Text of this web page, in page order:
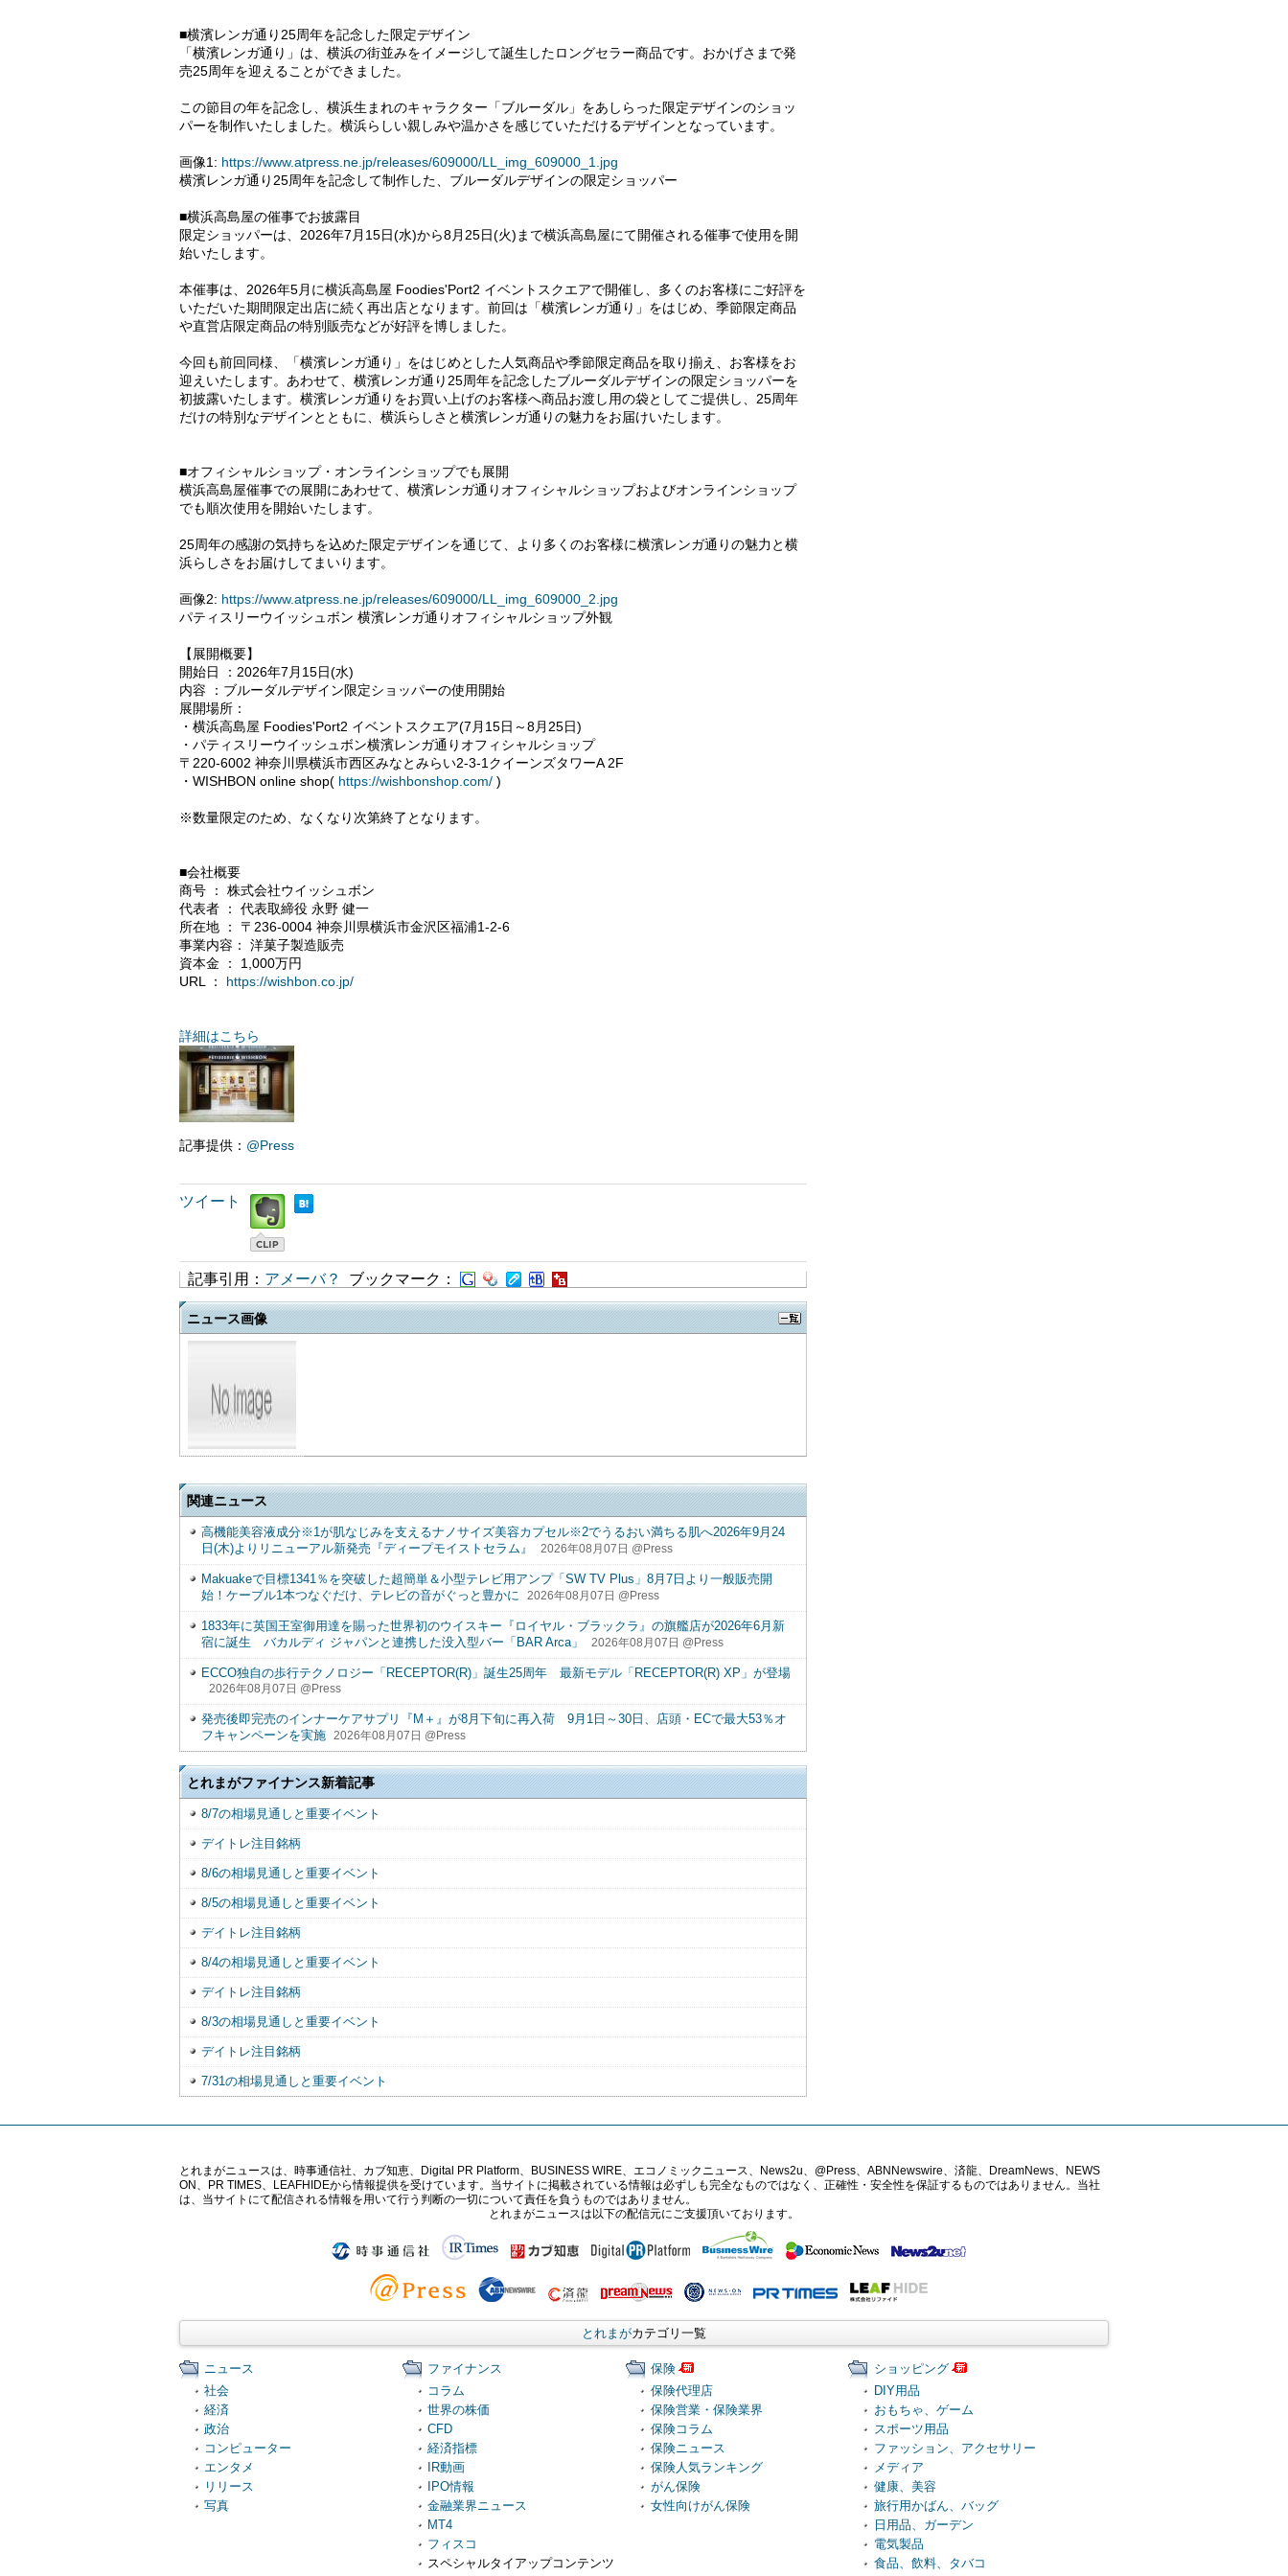
■横濱レンガ通り25周年を記念した限定デザイン
「横濱レンガ通り」は、横浜の街並みをイメージして誕生したロングセラー商品です。おかげさまで発
売25周年を迎えることができました。
この節目の年を記念し、横浜生まれのキャラクター「ブルーダル」をあしらった限定デザインのショッ
パーを制作いたしました。横浜らしい親しみや温かさを感じていただけるデザインとなっています。
画像1: https://www.atpress.ne.jp/releases/609000/LL_img_609000_1.jpg
横濱レンガ通り25周年を記念して制作した、ブルーダルデザインの限定ショッパー
■横浜高島屋の催事でお披露目
限定ショッパーは、2026年7月15日(水)から8月25日(火)まで横浜高島屋にて開催される催事で使用を開
始いたします。
本催事は、2026年5月に横浜高島屋 Foodies'Port2 イベントスクエアで開催し、多くのお客様にご好評を
いただいた期間限定出店に続く再出店となります。前回は「横濱レンガ通り」をはじめ、季節限定商品
や直営店限定商品の特別販売などが好評を博しました。
今回も前回同様、「横濱レンガ通り」をはじめとした人気商品や季節限定商品を取り揃え、お客様をお
迎えいたします。あわせて、横濱レンガ通り25周年を記念したブルーダルデザインの限定ショッパーを
初披露いたします。横濱レンガ通りをお買い上げのお客様へ商品お渡し用の袋としてご提供し、25周年
だけの特別なデザインとともに、横浜らしさと横濱レンガ通りの魅力をお届けいたします。
■オフィシャルショップ・オンラインショップでも展開
横浜高島屋催事での展開にあわせて、横濱レンガ通りオフィシャルショップおよびオンラインショップ
でも順次使用を開始いたします。
25周年の感謝の気持ちを込めた限定デザインを通じて、より多くのお客様に横濱レンガ通りの魅力と横
浜らしさをお届けしてまいります。
画像2: https://www.atpress.ne.jp/releases/609000/LL_img_609000_2.jpg
パティスリーウイッシュボン 横濱レンガ通りオフィシャルショップ外観
【展開概要】
開始日 ：2026年7月15日(水)
内容 ：ブルーダルデザイン限定ショッパーの使用開始
展開場所：
・横浜高島屋 Foodies'Port2 イベントスクエア(7月15日～8月25日)
・パティスリーウイッシュボン横濱レンガ通りオフィシャルショップ
〒220-6002 神奈川県横浜市西区みなとみらい2-3-1クイーンズタワーA 2F
・WISHBON online shop( https://wishbonshop.com/ )
※数量限定のため、なくなり次第終了となります。
■会社概要
商号 ： 株式会社ウイッシュボン
代表者 ： 代表取締役 永野 健一
所在地 ： 〒236-0004 神奈川県横浜市金沢区福浦1-2-6
事業内容： 洋菓子製造販売
資本金 ： 1,000万円
URL ： https://wishbon.co.jp/
詳細はこちら
記事提供： @Press
ツイート
記事引用： アメーバ？ ブックマーク：
ニュース画像
関連ニュース
高機能美容液成分※1が肌なじみを支えるナノサイズ美容カプセル※2でうるおい満ちる肌へ2026年9月24
日(木)よりリニューアル新発売『ディープモイストセラム』
2026年08月07日 @Press
Makuakeで目標1341％を突破した超簡単＆小型テレビ用アンプ「SW TV Plus」8月7日より一般販売開
始！ケーブル1本つなぐだけ、テレビの音がぐっと豊かに
2026年08月07日 @Press
1833年に英国王室御用達を賜った世界初のウイスキー『ロイヤル・ブラックラ』の旗艦店が2026年6月新
宿に誕生 バカルディ ジャパンと連携した没入型バー「BAR Arca」
2026年08月07日 @Press
ECCO独自の歩行テクノロジー「RECEPTOR(R)」誕生25周年 最新モデル「RECEPTOR(R) XP」が登場
2026年08月07日 @Press
発売後即完売のインナーケアサプリ『M＋』が8月下旬に再入荷 9月1日～30日、店頭・ECで最大53％オ
フキャンペーンを実施
2026年08月07日 @Press
とれまがファイナンス新着記事
8/7の相場見通しと重要イベント
デイトレ注目銘柄
8/6の相場見通しと重要イベント
8/5の相場見通しと重要イベント
デイトレ注目銘柄
8/4の相場見通しと重要イベント
デイトレ注目銘柄
8/3の相場見通しと重要イベント
デイトレ注目銘柄
7/31の相場見通しと重要イベント
とれまがニュースは、時事通信社、カブ知恵、Digital PR Platform、BUSINESS WIRE、エコノミックニュース、News2u、@Press、ABNNewswire、済龍、DreamNews、NEWS
ON、PR TIMES、LEAFHIDEから情報提供を受けています。当サイトに掲載されている情報は必ずしも完全なものではなく、正確性・安全性を保証するものではありません。当社
は、当サイトにて配信される情報を用いて行う判断の一切について責任を負うものではありません。
とれまがニュースは以下の配信元にご支援頂いております。
とれまがカテゴリ一覧
ニュース
社会
経済
政治
コンピューター
エンタメ
リリース
写真
ファイナンス
コラム
世界の株価
CFD
経済指標
IR動画
IPO情報
金融業界ニュース
MT4
フィスコ
スペシャルタイアップコンテンツ
保険
保険代理店
保険営業・保険業界
保険コラム
保険ニュース
保険人気ランキング
がん保険
女性向けがん保険
ショッピング
DIY用品
おもちゃ、ゲーム
スポーツ用品
ファッション、アクセサリー
メディア
健康、美容
旅行用かばん、バッグ
日用品、ガーデン
電気製品
食品、飲料、タバコ